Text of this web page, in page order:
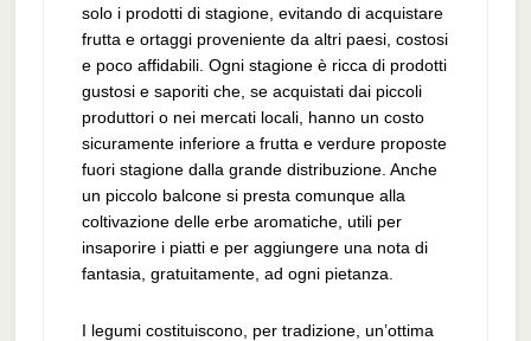
solo i prodotti di stagione, evitando di acquistare
frutta e ortaggi proveniente da altri paesi, costosi
e poco affidabili. Ogni stagione è ricca di prodotti
gustosi e saporiti che, se acquistati dai piccoli
produttori o nei mercati locali, hanno un costo
sicuramente inferiore a frutta e verdure proposte
fuori stagione dalla grande distribuzione. Anche
un piccolo balcone si presta comunque alla
coltivazione delle erbe aromatiche, utili per
insaporire i piatti e per aggiungere una nota di
fantasia, gratuitamente, ad ogni pietanza.
I legumi costituiscono, per tradizione, un’ottima